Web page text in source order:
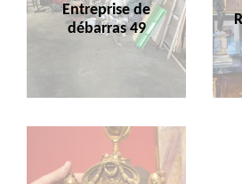
Entreprise de
débarras 49